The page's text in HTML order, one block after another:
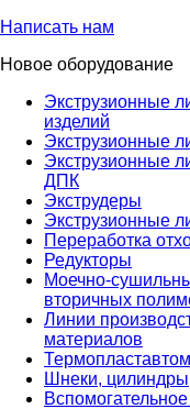
Написать нам
Новое оборудование
Экструзионные
изделий
Экструзионные
Экструзионные
ДПК
Экструдеры
Экструзионные
Переработка
Редукторы
Моечно-
вторичных
Линии
материалов
Шнеки,